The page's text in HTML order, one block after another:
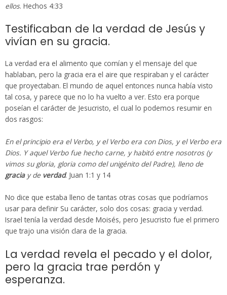
ellos. Hechos 4:33
Testificaban de la verdad de Jesús y
vivían en su gracia.
La verdad era el alimento que comían y el mensaje del que
hablaban, pero la gracia era el aire que respiraban y el carácter
que proyectaban. El mundo de aquel entonces nunca había visto
tal cosa, y parece que no lo ha vuelto a ver. Esto era porque
poseían el carácter de Jesucristo, el cual lo podemos resumir en
dos rasgos:
En el principio era el Verbo, y el Verbo era con Dios, y el Verbo era
Dios. Y aquel Verbo fue hecho carne, y habitó entre nosotros (y
vimos su gloria, gloria como del unigénito del Padre), lleno de
graciay de verdad. Juan 1:1 y 14
No dice que estaba lleno de tantas otras cosas que podríamos
usar para definir Su carácter, solo dos cosas: gracia y verdad.
Israel tenía la verdad desde Moisés, pero Jesucristo fue el primero
que trajo una visión clara de la gracia.
La verdad revela el pecado y el dolor,
pero la gracia trae perdón y
esperanza.